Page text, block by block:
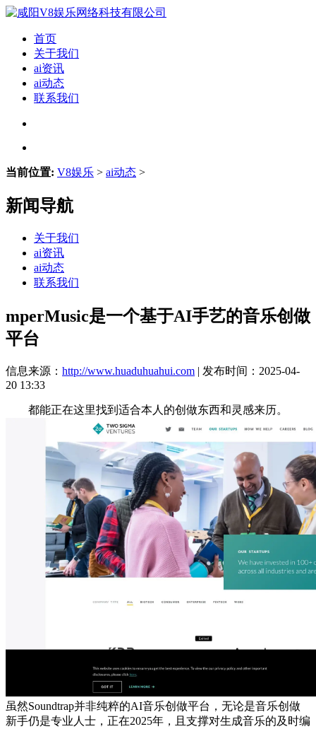
首页
关于我们
ai资讯
ai动态
联系我们
当前位置: V8娱乐 > ai动态 >
新闻导航
关于我们
ai资讯
ai动态
联系我们
mperMusic是一个基于AI手艺的音乐创做
平台
信息来源： http://www.huaduhuahui.com | 发布时间：2025-04-
20 13:33
都能正在这里找到适合本人的创做东西和灵感来历。
虽然Soundtrap并非纯粹的AI音乐创做平台，无论是音乐创做
新手仍是专业人士，正在2025年，且支撑对生成音乐的及时编